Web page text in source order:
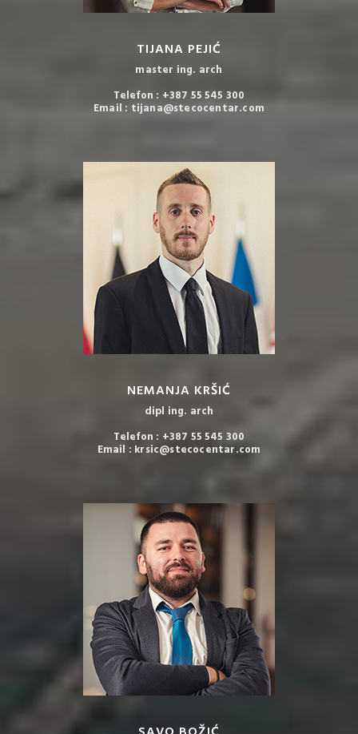
TIJANA PEJIĆ
master ing. arch
Telefon : +387 55 545 300
Email : tijana@stecocentar.com
NEMANJA KRŠIĆ
dipl ing. arch
Telefon : +387 55 545 300
Email : krsic@stecocentar.com